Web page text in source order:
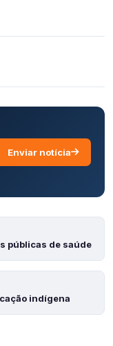
Enviar notícia
públicas de saúde
indígena